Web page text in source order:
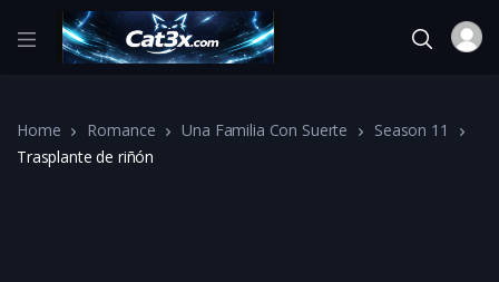
Home Romance Una Familia Con Suerte
Season 11
Trasplante de riñón